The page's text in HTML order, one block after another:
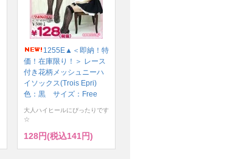
1255E▲＜即納！特
価！在庫限り！＞ レース
付き花柄メッシュニーハ
イソックス(Trois Epri)
色：黒 サイズ：Free
大人ハイヒールにぴったりです
☆
128円(税込141円)